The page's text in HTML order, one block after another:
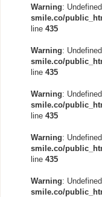
Warning:
smile.co/
line 435
Warning:
smile.co/
line 435
Warning:
smile.co/
line 435
Warning:
smile.co/
line 435
Warning:
smile.co/